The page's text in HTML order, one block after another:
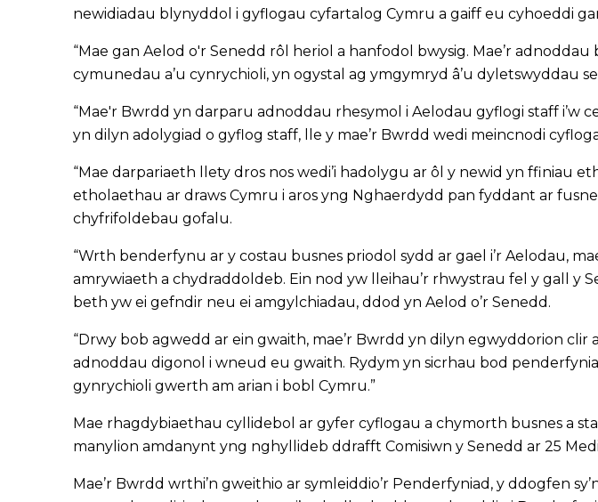
newidiadau blynyddol i gyflogau cyfartalog Cymru a gaiff eu cyhoeddi
“Mae gan Aelod o'r Senedd rôl heriol a hanfodol bwysig. Mae’r
cymunedau a’u cynrychioli, yn ogystal ag ymgymryd â’u dyletswyddau
“Mae'r Bwrdd yn darparu adnoddau rhesymol i Aelodau gyflogi staff
yn dilyn adolygiad o gyflog staff, lle y mae’r Bwrdd wedi meincnodi
“Mae darpariaeth llety dros nos wedi’i hadolygu ar ôl y newid yn ffiniau
etholaethau ar draws Cymru i aros yng Nghaerdydd pan fyddant ar
chyfrifoldebau gofalu.
“Wrth benderfynu ar y costau busnes priodol sydd ar gael i’r Aelodau,
amrywiaeth a chydraddoldeb. Ein nod yw lleihau’r rhwystrau fel y gall
beth yw ei gefndir neu ei amgylchiadau, ddod yn Aelod o’r Senedd.
“Drwy bob agwedd ar ein gwaith, mae’r Bwrdd yn dilyn egwyddorion
adnoddau digonol i wneud eu gwaith. Rydym yn sicrhau bod
gynrychioli gwerth am arian i bobl Cymru.”
Mae rhagdybiaethau cyllidebol ar gyfer cyflogau a chymorth busnes a
manylion amdanynt yng nghyllideb ddrafft Comisiwn y Senedd ar 25
Mae’r Bwrdd wrthi’n gweithio ar symleiddio’r Penderfyniad, y ddogfen